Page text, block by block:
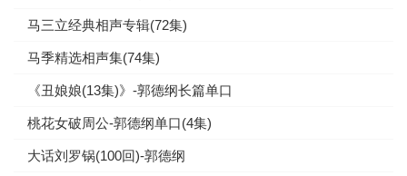
马三立经典相声专辑(72集)
马季精选相声集(74集)
《丑娘娘(13集)》-郭德纲长篇单口
桃花女破周公-郭德纲单口(4集)
大话刘罗锅(100回)-郭德纲